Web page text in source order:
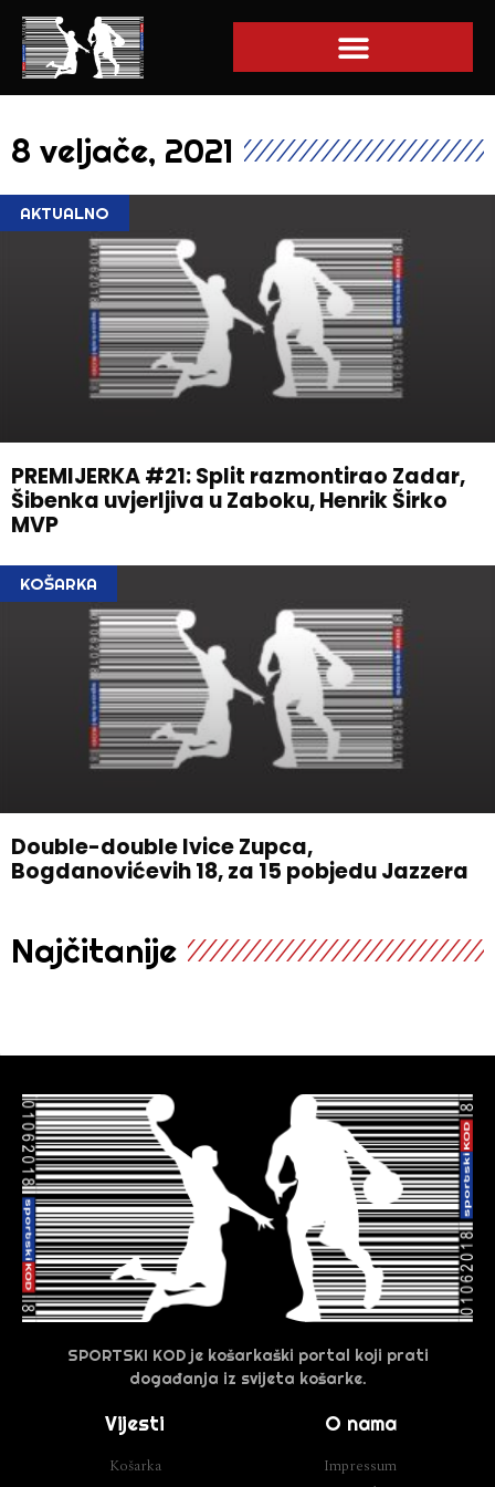
8 veljače, 2021
AKTUALNO
PREMIJERKA #21: Split razmontirao Zadar,
Šibenka uvjerljiva u Zaboku, Henrik Širko
MVP
KOŠARKA
Double-double Ivice Zupca,
Bogdanovićevih 18, za 15 pobjedu Jazzera
Najčitanije
SPORTSKI KOD je košarkaški portal koji prati
događanja iz svijeta košarke.
Vijesti
Košarka
O nama
Impressum